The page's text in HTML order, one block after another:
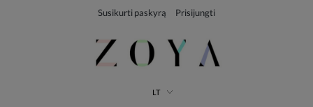
Susikurti paskyrą Prisijungti
LT